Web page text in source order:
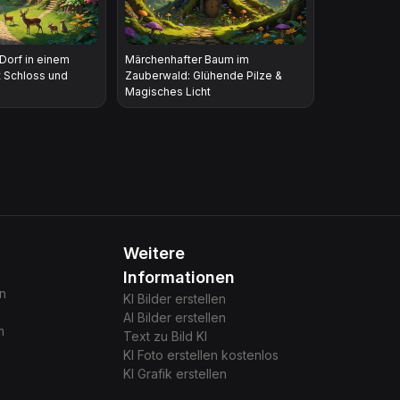
in einem
Schloss und
Märchenhafter Baum im
Zauberwald: Glühende Pilze &
Magisches Licht
Weitere
Informationen
KI Bilder erstellen
AI Bilder erstellen
Text zu Bild KI
KI Foto erstellen kostenlos
KI Grafik erstellen